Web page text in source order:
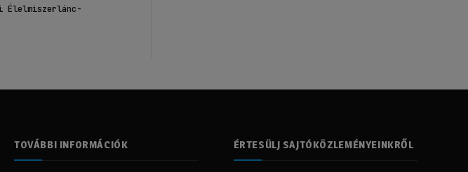
Élelmiszerlánc-
TOVÁBBI INFORMÁCIÓK ÉRTESÜLJ SAJTÓKÖZLEMÉNYEINKRŐL